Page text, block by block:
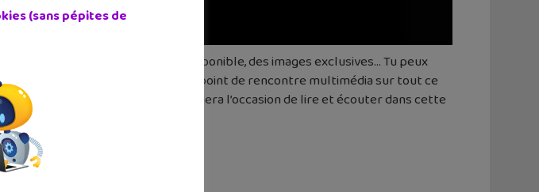
quand un trailer est disponible, des images exclusives… Tu peux
avec Star Wars est bien d’être le point de rencontre multimédia sur tout ce
en anglais mais cela te donnera l’occasion de lire et écouter dans cette
(sans pépites de